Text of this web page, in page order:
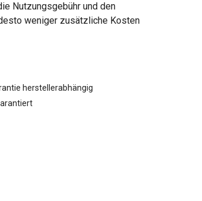
Nutzungsgebühr und den
weniger zusätzliche Kosten
herstellerabhängig